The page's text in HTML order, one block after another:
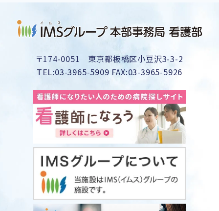
〒174-0051 東京都板橋区小豆沢3-3-2
TEL:03-3965-5909 FAX:03-3965-5926